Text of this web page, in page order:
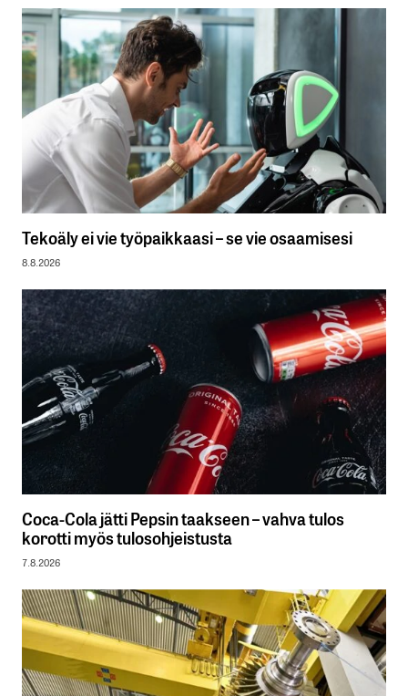
Tekoäly ei vie työpaikkaasi – se vie osaamisesi
8.8.2026
Coca-Cola jätti Pepsin taakseen – vahva tulos
korotti myös tulosohjeistusta
7.8.2026